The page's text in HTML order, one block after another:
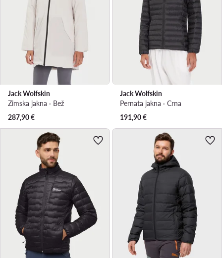
Jack Wolfskin
Zimska jakna · Bež
287,90€
Jack Wolfskin
Pernata jakna · Crna
191,90€